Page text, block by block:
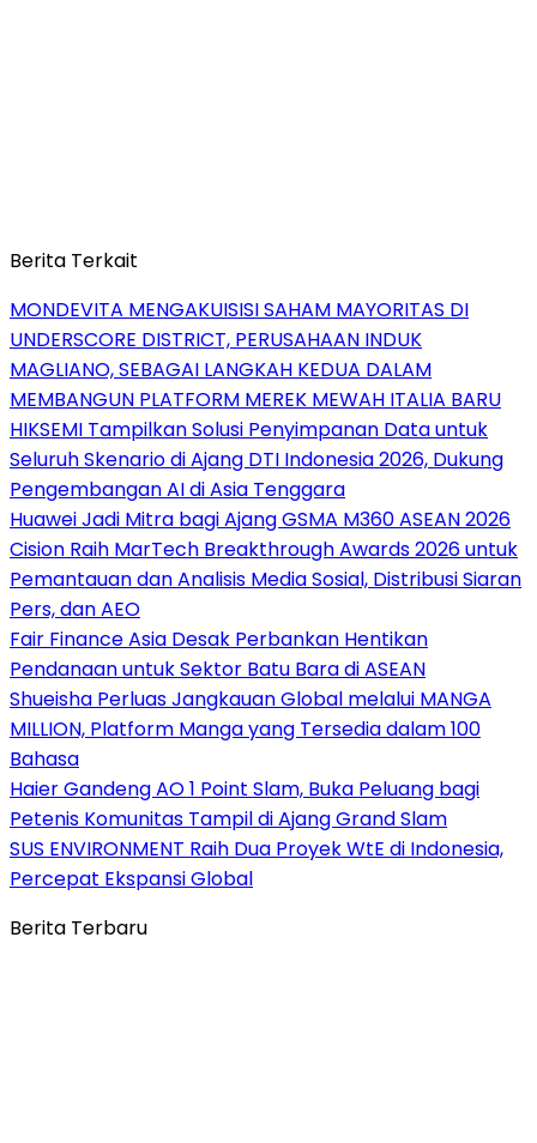
Berita Terkait
MONDEVITA MENGAKUISISI SAHAM MAYORITAS DI
UNDERSCORE DISTRICT, PERUSAHAAN INDUK
MAGLIANO, SEBAGAI LANGKAH KEDUA DALAM
MEMBANGUN PLATFORM MEREK MEWAH ITALIA BARU
HIKSEMI Tampilkan Solusi Penyimpanan Data untuk
Seluruh Skenario di Ajang DTI Indonesia 2026, Dukung
Pengembangan AI di Asia Tenggara
Huawei Jadi Mitra bagi Ajang GSMA M360 ASEAN 2026
Cision Raih MarTech Breakthrough Awards 2026 untuk
Pemantauan dan Analisis Media Sosial, Distribusi Siaran
Pers, dan AEO
Fair Finance Asia Desak Perbankan Hentikan
Pendanaan untuk Sektor Batu Bara di ASEAN
Shueisha Perluas Jangkauan Global melalui MANGA
MILLION, Platform Manga yang Tersedia dalam 100
Bahasa
Haier Gandeng AO 1 Point Slam, Buka Peluang bagi
Petenis Komunitas Tampil di Ajang Grand Slam
SUS ENVIRONMENT Raih Dua Proyek WtE di Indonesia,
Percepat Ekspansi Global
Berita Terbaru